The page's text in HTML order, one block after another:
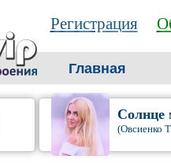
Регистрация
Главная
Солнце
(Овсиенко